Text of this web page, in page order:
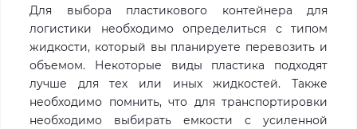
Для выбора пластикового контейнера для
логистики необходимо определиться с типом
жидкости, который вы планируете перевозить и
объемом. Некоторые виды пластика подходят
лучше для тех или иных жидкостей. Также
необходимо помнить, что для транспортировки
необходимо выбирать емкости с усиленной